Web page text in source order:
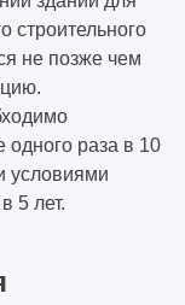
строительного
не позже чем
одного раза в 10
условиями
5 лет.